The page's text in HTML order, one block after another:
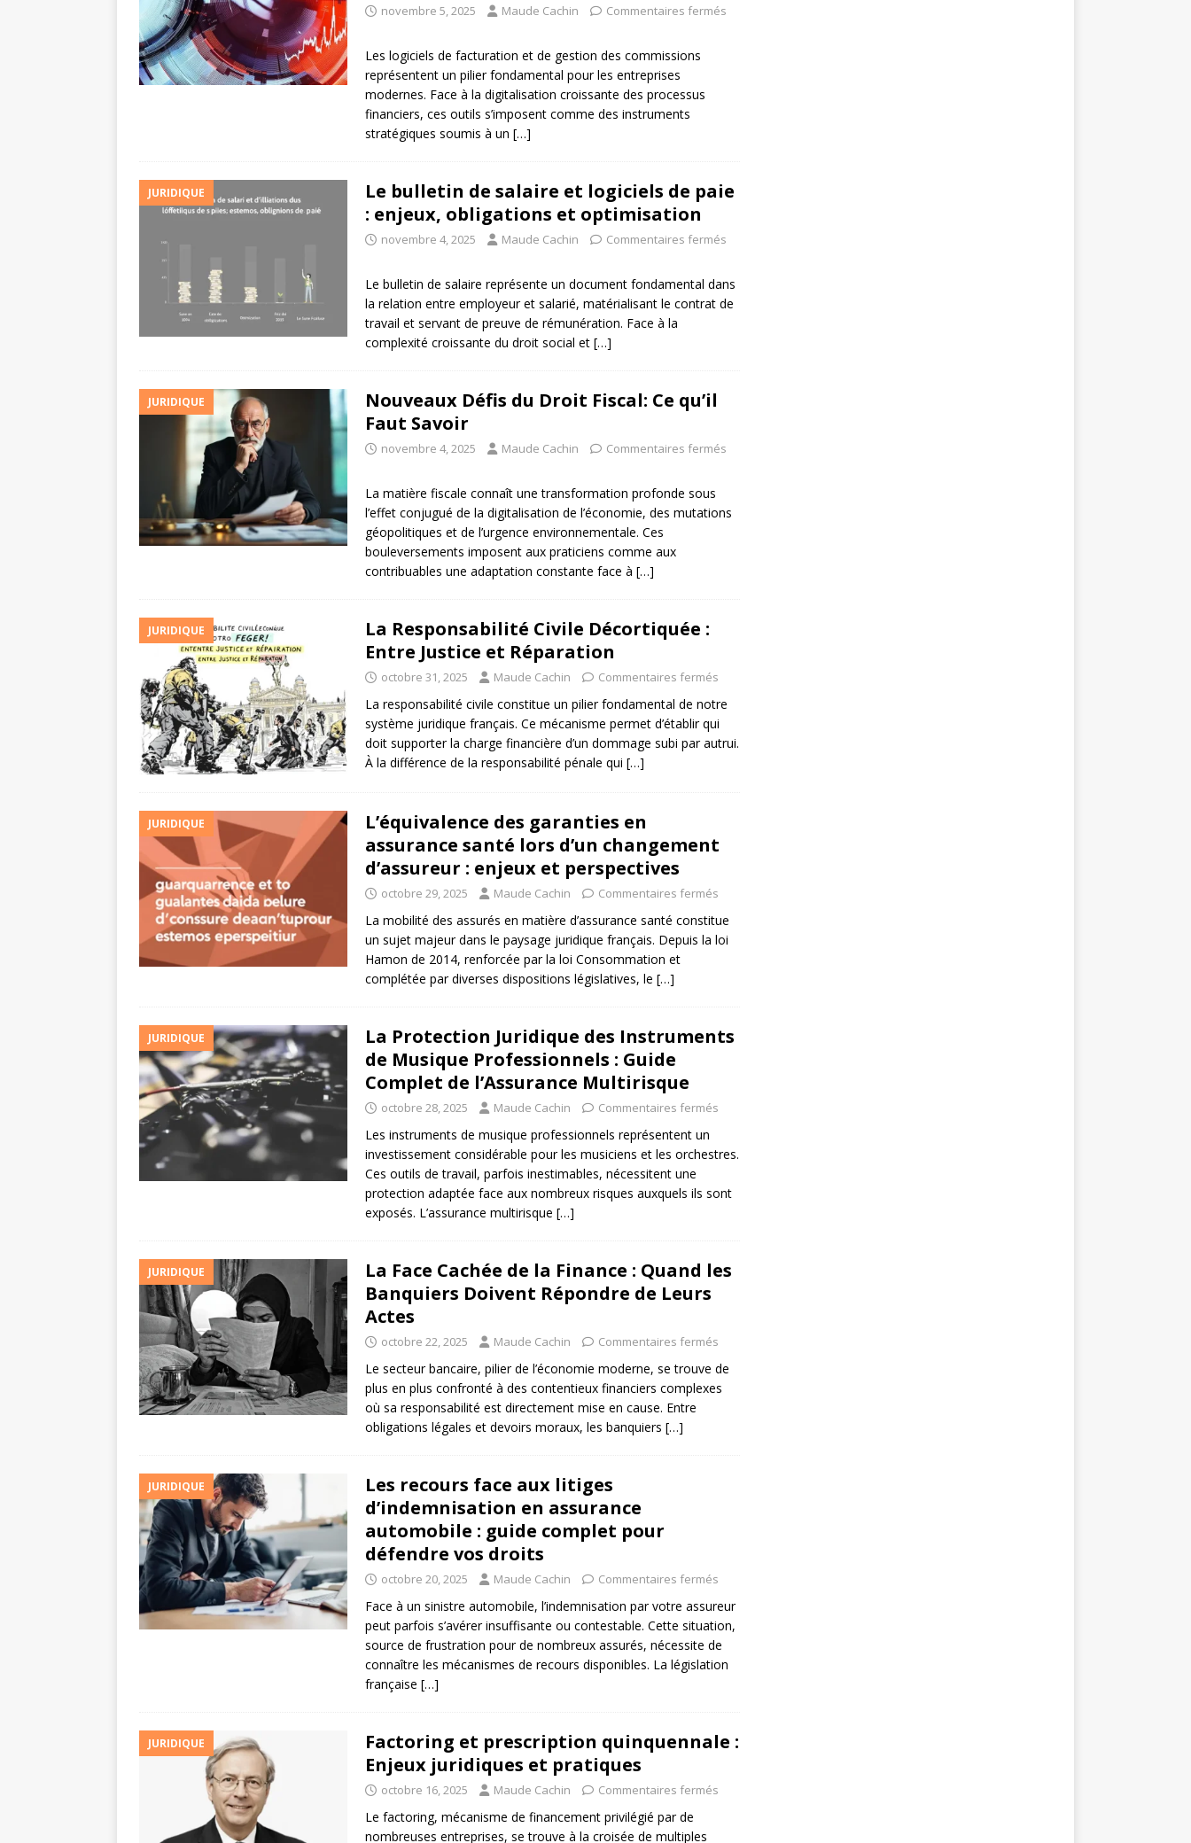
novembre 5, 2025 Maude Cachin Commentaires fermés
Les logiciels de facturation et de gestion des commissions
représentent un pilier fondamental pour les entreprises
modernes. Face à la digitalisation croissante des processus
financiers, ces outils s’imposent comme des instruments
stratégiques soumis à un […]
JURIDIQUE
Le bulletin de salaire et logiciels de paie
: enjeux, obligations et optimisation
novembre 4, 2025 Maude Cachin Commentaires fermés
Le bulletin de salaire représente un document fondamental dans
la relation entre employeur et salarié, matérialisant le contrat de
travail et servant de preuve de rémunération. Face à la
complexité croissante du droit social et […]
JURIDIQUE
Nouveaux Défis du Droit Fiscal: Ce qu’il
Faut Savoir
novembre 4, 2025 Maude Cachin Commentaires fermés
La matière fiscale connaît une transformation profonde sous
l’effet conjugué de la digitalisation de l’économie, des mutations
géopolitiques et de l’urgence environnementale. Ces
bouleversements imposent aux praticiens comme aux
contribuables une adaptation constante face à […]
JURIDIQUE
La Responsabilité Civile Décortiquée :
Entre Justice et Réparation
octobre 31, 2025 Maude Cachin Commentaires fermés
La responsabilité civile constitue un pilier fondamental de notre
système juridique français. Ce mécanisme permet d’établir qui
doit supporter la charge financière d’un dommage subi par autrui.
À la différence de la responsabilité pénale qui […]
JURIDIQUE
L’équivalence des garanties en
assurance santé lors d’un changement
d’assureur : enjeux et perspectives
octobre 29, 2025 Maude Cachin Commentaires fermés
La mobilité des assurés en matière d’assurance santé constitue
un sujet majeur dans le paysage juridique français. Depuis la loi
Hamon de 2014, renforcée par la loi Consommation et
complétée par diverses dispositions législatives, le […]
JURIDIQUE
La Protection Juridique des Instruments
de Musique Professionnels : Guide
Complet de l’Assurance Multirisque
octobre 28, 2025 Maude Cachin Commentaires fermés
Les instruments de musique professionnels représentent un
investissement considérable pour les musiciens et les orchestres.
Ces outils de travail, parfois inestimables, nécessitent une
protection adaptée face aux nombreux risques auxquels ils sont
exposés. L’assurance multirisque […]
JURIDIQUE
La Face Cachée de la Finance : Quand les
Banquiers Doivent Répondre de Leurs
Actes
octobre 22, 2025 Maude Cachin Commentaires fermés
Le secteur bancaire, pilier de l’économie moderne, se trouve de
plus en plus confronté à des contentieux financiers complexes
où sa responsabilité est directement mise en cause. Entre
obligations légales et devoirs moraux, les banquiers […]
JURIDIQUE
Les recours face aux litiges
d’indemnisation en assurance
automobile : guide complet pour
défendre vos droits
octobre 20, 2025 Maude Cachin Commentaires fermés
Face à un sinistre automobile, l’indemnisation par votre assureur
peut parfois s’avérer insuffisante ou contestable. Cette situation,
source de frustration pour de nombreux assurés, nécessite de
connaître les mécanismes de recours disponibles. La législation
française […]
JURIDIQUE
Factoring et prescription quinquennale :
Enjeux juridiques et pratiques
octobre 16, 2025 Maude Cachin Commentaires fermés
Le factoring, mécanisme de financement privilégié par de
nombreuses entreprises, se trouve à la croisée de multiples